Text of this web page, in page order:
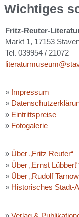
Wichtiges
Fritz-Reuter-
Markt 1, 17153
Tel. 039954 / 21072
» Impressum
»
» Eintrittspreise
» Fotogalerie
» Über „Fritz Reuter“
» Über „Ernst Lübbert“
» Über „Rudolf
» Historisches Stadt-